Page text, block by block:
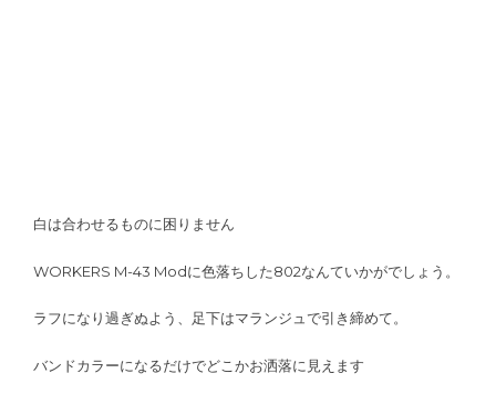
白は合わせるものに困りません
WORKERS M-43 Modに色落ちした802なんていかがでしょう。
ラフになり過ぎぬよう、足下はマランジュで引き締めて。
バンドカラーになるだけでどこかお洒落に見えます